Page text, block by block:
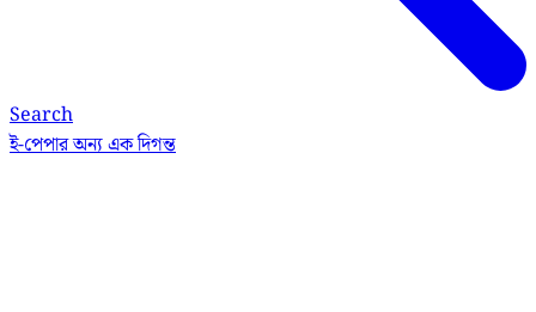
Search
ই-পেপারঅন্য এক দিগন্ত